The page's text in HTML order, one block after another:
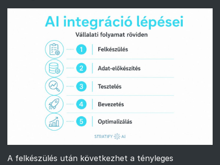
A felkészülés után következhet a tényleges